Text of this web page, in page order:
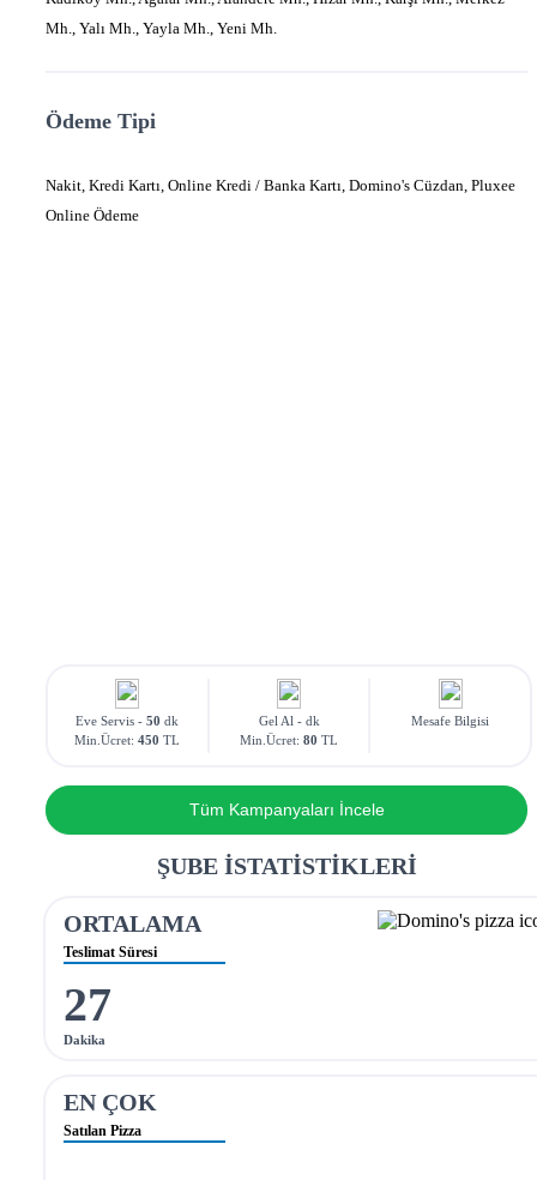
Mh., Yalı Mh., Yayla Mh., Yeni Mh.
Ödeme Tipi
Nakit, Kredi Kartı, Online Kredi / Banka Kartı, Domino's Cüzdan, Pluxee
Online Ödeme
Eve Servis -50 dk
Min.Ücret:450 TL
Gel Al - dk
Min.Ücret: 80 TL
Mesafe Bilgisi
Tüm Kampanyaları İncele
ŞUBE İSTATİSTİKLERİ
ORTALAMA
Teslimat Süresi
27
Dakika
EN ÇOK
Satılan Pizza